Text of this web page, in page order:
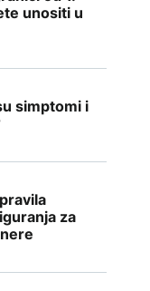
unositi u
simptomi i
za